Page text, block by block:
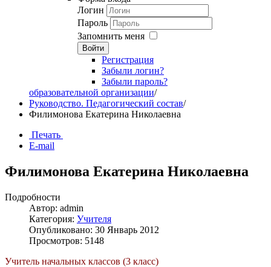
Логин
Пароль
Запомнить меня
Войти
Регистрация
Забыли логин?
Забыли пароль?
образовательной организации/
Руководство. Педагогический состав/
Филимонова Екатерина Николаевна
Печать
E-mail
Филимонова Екатерина Николаевна
Подробности
Автор: admin
Категория: Учителя
Опубликовано: 30 Январь 2012
Просмотров: 5148
Учитель начальных классов (3 класс)